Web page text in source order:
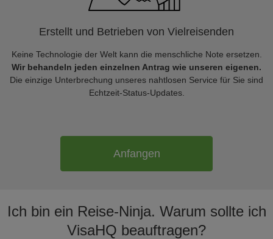
Erstellt und Betrieben von Vielreisenden
Keine Technologie der Welt kann die menschliche Note ersetzen.
Wir behandeln jeden einzelnen Antrag wie unseren eigenen.
Die einzige Unterbrechung unseres nahtlosen Service für Sie sind
Echtzeit-Status-Updates.
Anfangen
Ich bin ein Reise-Ninja. Warum sollte ich
VisaHQ beauftragen?